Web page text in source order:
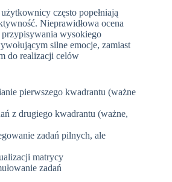
często popełniają
Nieprawidłowa ocena
wysokiego
silne emocje, zamiast
do realizacji celów
pierwszego kwadrantu (ważne
z drugiego kwadrantu (ważne,
zadań pilnych, ale
matrycy
zadań